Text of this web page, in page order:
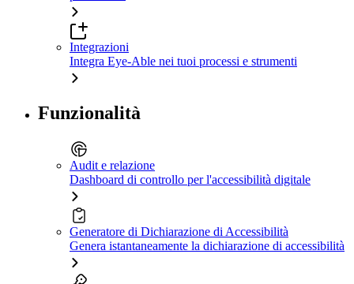
Integrazioni
Integra Eye-Able nei tuoi processi e strumenti
Funzionalità
Audit e relazione
Dashboard di controllo per l'accessibilità digitale
Generatore di Dichiarazione di Accessibilità
Genera istantaneamente la dichiarazione di accessibilità